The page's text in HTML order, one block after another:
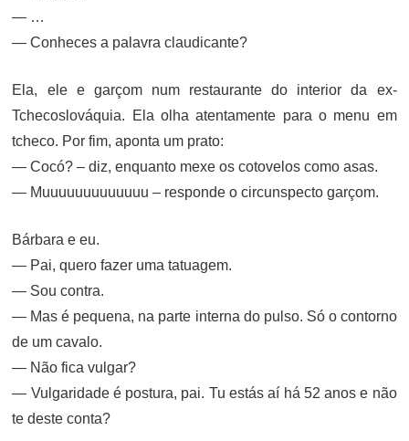
— …
— Conheces a palavra claudicante?
Ela, ele e garçom num restaurante do interior da ex-
Tchecoslováquia. Ela olha atentamente para o menu em
tcheco. Por fim, aponta um prato:
— Cocó? – diz, enquanto mexe os cotovelos como asas.
— Muuuuuuuuuuuuu – responde o circunspecto garçom.
Bárbara e eu.
— Pai, quero fazer uma tatuagem.
— Sou contra.
— Mas é pequena, na parte interna do pulso. Só o contorno
de um cavalo.
— Não fica vulgar?
— Vulgaridade é postura, pai. Tu estás aí há 52 anos e não
te deste conta?